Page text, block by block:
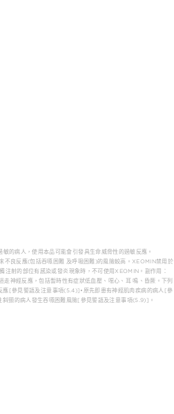
的病人，使用本品可能會引發具生命威脅性的過敏反應。
不良反應(包括吞嚥困難 及呼吸困難)的風險較高。XEOMIN禁用於
射的部位有感染或發炎現象時，不可使用XEOMIN。副作用：
神經反應，包括暫時性有症狀低血壓、噁心、耳 鳴、昏厥。下列
[參見警語及注意事項(5.4)]•原先即患有神經肌肉疾病的病人[參
頸的病人發生吞嚥困難風險[參見警語及注意事項(5.9)]。